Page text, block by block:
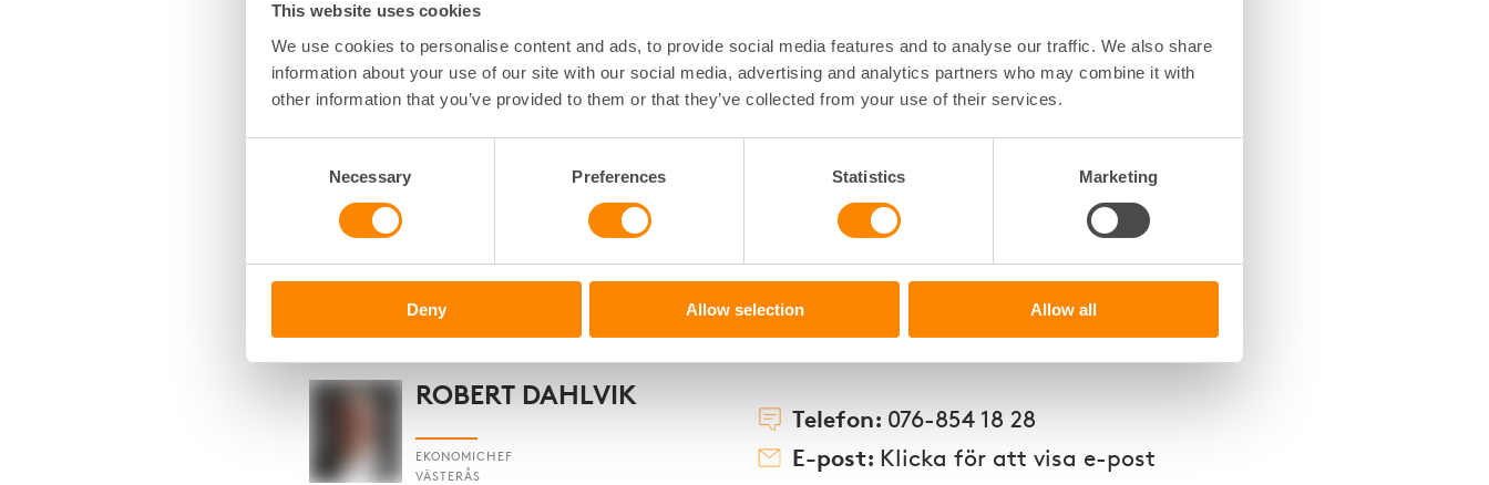
This website uses cookies
We use cookies to personalise content and ads, to provide social media features and to analyse our traffic. We also share
information about your use of our site with our social media, advertising and analytics partners who may combine it with
other information that you’ve provided to them or that they’ve collected from your use of their services.
Necessary Preferences Statistics Marketing
Deny Allow selection Allow all
EMANUEL SKÖLD
VÄSTERÅS
Telefon:021-977 04 41
E-post: Klicka för att visa e-post
EVELINA GYLLEGÅRD
Telefon:021-41 04 31
E-post:Klicka för att visa e-post
R
ROBERT DAHLVIK
EKONOMICHEF
VÄSTERÅS
Telefon: 076-854 18 28
E-post: Klicka för att visa e-post